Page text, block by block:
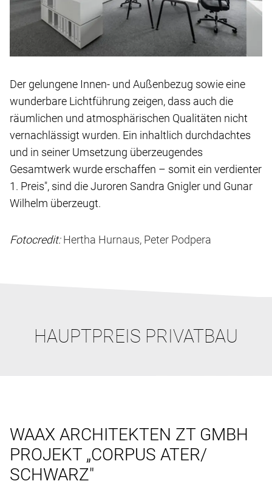
Der gelungene Innen- und Außenbezug sowie eine
wunderbare Lichtführung zeigen, dass auch die
räumlichen und atmosphärischen Qualitäten nicht
vernachlässigt wurden. Ein inhaltlich durchdachtes
und in seiner Umsetzung überzeugendes
Gesamtwerk wurde erschaffen – somit ein verdienter
1. Preis", sind die Juroren Sandra Gnigler und Gunar
Wilhelm überzeugt.
Fotocredit:Hertha Hurnaus, Peter Podpera
HAUPTPREIS PRIVATBAU
WAAX ARCHITEKTEN ZT GMBH
PROJEKT „CORPUS ATER/
SCHWARZ"